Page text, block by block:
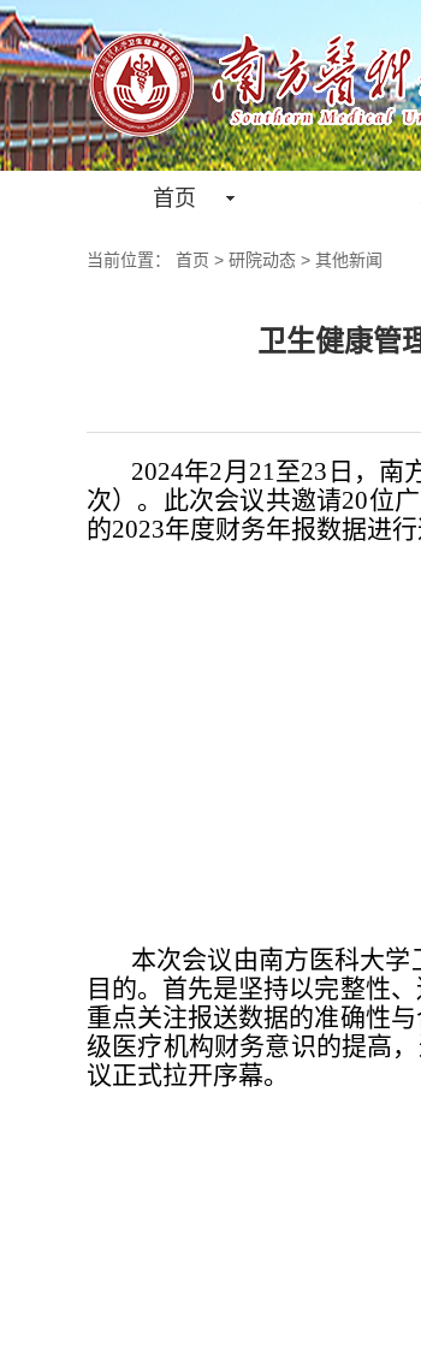
首页
当前位置： 首页 > 研院动态 > 其他新闻
卫生健康管
2024年2月21至23日，
次）。此次会议共邀请20位
的2023年度财务年报数据进
本次会议由南方医科大
目的。首先是坚持以完整性
重点关注报送数据的准确性
级医疗机构财务意识的提高
议正式拉开序幕。